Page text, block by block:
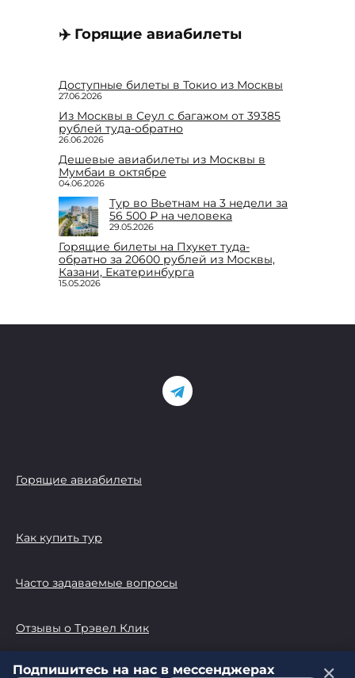
✈️ Горящие авиабилеты
Доступные билеты в Токио из Москвы
27.06.2026
Из Москвы в Сеул с багажом от 39385
рублей туда-обратно
26.06.2026
Дешевые авиабилеты из Москвы в
Мумбаи в октябре
04.06.2026
Тур во Вьетнам на 3 недели за
56 500 ₽ на человека
29.05.2026
Горящие билеты на Пхукет туда-
обратно за 20600 рублей из Москвы,
Казани, Екатеринбурга
15.05.2026
Горящие авиабилеты
Как купить тур
Часто задаваемые вопросы
Отзывы о Трэвел Клик
© 2026 Трэвел Клик
Подпишитесь на нас в мессенджерах ✕